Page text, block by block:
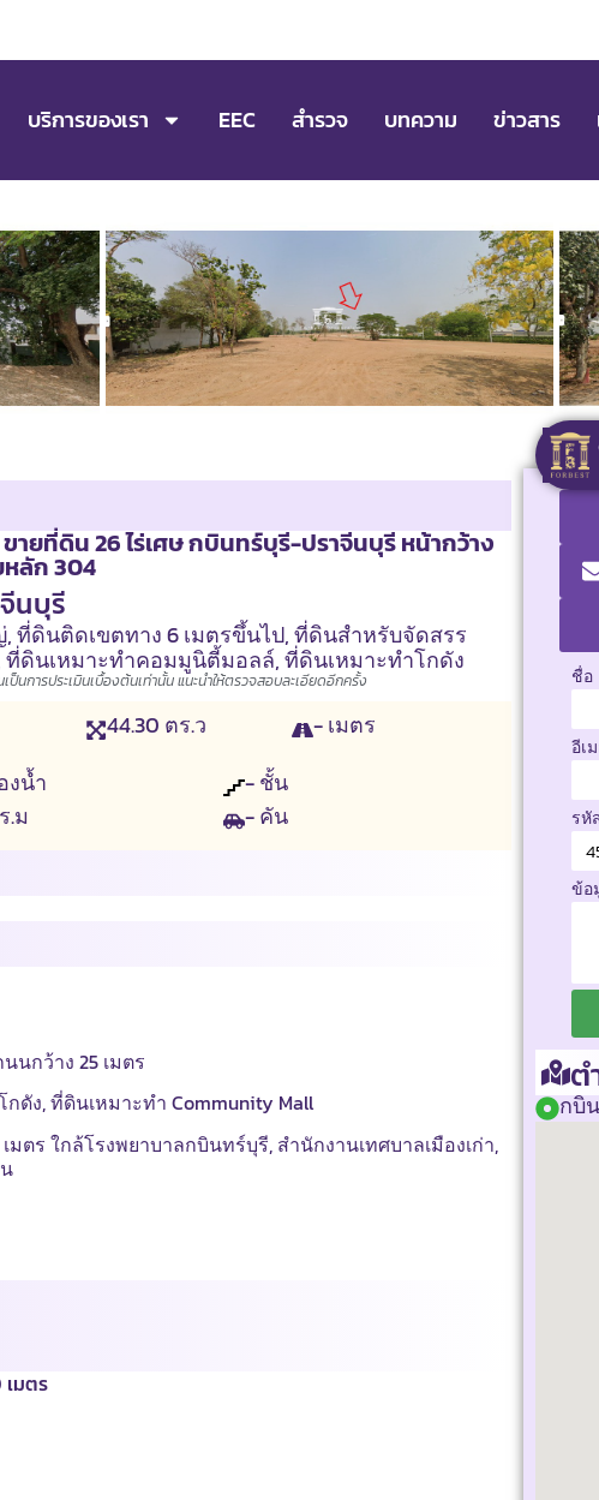
บริการของเรา EEC สำรวจ บทความ ข่าวสาร
ยที่ดิน 26 ไร่เศษ กบินทร์บุรี-ปราจีนบุรี หน้ากว้าง
ลัก 304
นบุรี
,ที่ดินติดเขตทาง 6 เมตรขึ้นไป,ที่ดินสำหรับจัดสรร
ที่ดินเหมาะทำคอมมูนิตี้มอลล์,ที่ดินเหมาะทำโกดัง
นการประเมินเบื้องต้นเท่านั้น แนะนำให้ตรวจสอบละเอียดอีกครั้ง
44.30 ตร.ว
- เมตร
งน้ำ
- ชั้น
.ม - คัน
นกว้าง 25 เมตร
ดัง, ที่ดินเหมาะทำ Community Mall
ตร ใกล้โรงพยาบาลกบินทร์บุรี, สำนักงานเทศบาลเมืองเก่า,
มตร
ชื่อ
อีเ
รหั
ข้อ
ต
กบิ